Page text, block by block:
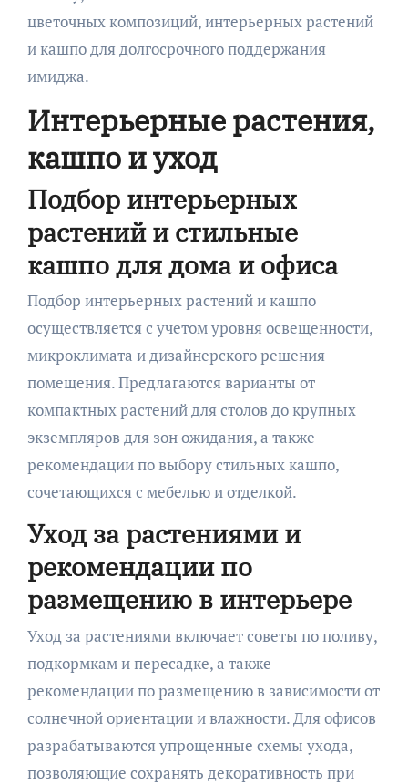
цветочных композиций, интерьерных растений
и кашпо для долгосрочного поддержания
имиджа.
Интерьерные растения,
кашпо и уход
Подбор интерьерных
растений и стильные
кашпо для дома и офиса
Подбор интерьерных растений и кашпо
осуществляется с учетом уровня освещенности,
микроклимата и дизайнерского решения
помещения. Предлагаются варианты от
компактных растений для столов до крупных
экземпляров для зон ожидания, а также
рекомендации по выбору стильных кашпо,
сочетающихся с мебелью и отделкой.
Уход за растениями и
рекомендации по
размещению в интерьере
Уход за растениями включает советы по поливу,
подкормкам и пересадке, а также
рекомендации по размещению в зависимости от
солнечной ориентации и влажности. Для офисов
разрабатываются упрощенные схемы ухода,
позволяющие сохранять декоративность при